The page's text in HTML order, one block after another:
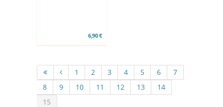
6,90 €
1 2 3 4 5 6
7
8
9 10 11 12 13
14
15